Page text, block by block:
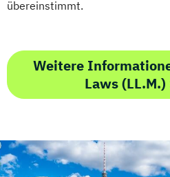
übereinstimmt.
Weitere
Laws